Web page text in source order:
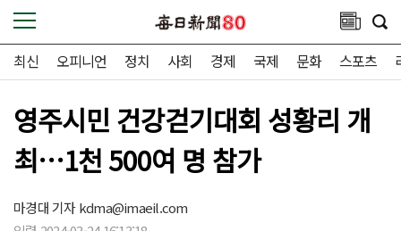
최신 오피니언 정치 사회 경제 국제 문화 스포츠
영주시민 건강걷기대회 성황리 개
최…1천 500여 명 참가
마경대 기자kdma@imaeil.com